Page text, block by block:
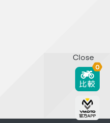
Close
0